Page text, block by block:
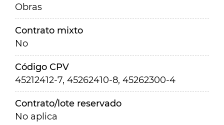
Obras
Contrato mixto
No
Código CPV
45212412-7, 45262410-8, 45262300-4
Contrato/lote reservado
No aplica